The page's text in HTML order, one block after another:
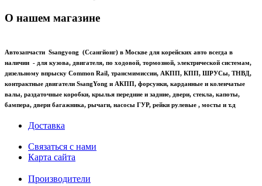
О нашем магазине
Автозапчасти Ssangyong (Ссангйонг) в Москве для корейских авто всегда в
наличии - для кузова, двигателя, по ходовой, тормозной, электрической системам,
дизельному впрыску Common Rail, трансмимиссии, АКПП, КПП, ШРУСы, ТНВД,
контрактные двигатели SsangYong и АКПП, форсунки, карданные и коленчатые
валы, раздаточные коробки, крылья передние и задние, двери, стекла, капоты,
бампера, двери багажника, рычаги, насосы ГУР, рейки рулевые , мосты и т.д
Доставка
Связаться с нами
Карта сайта
Производители